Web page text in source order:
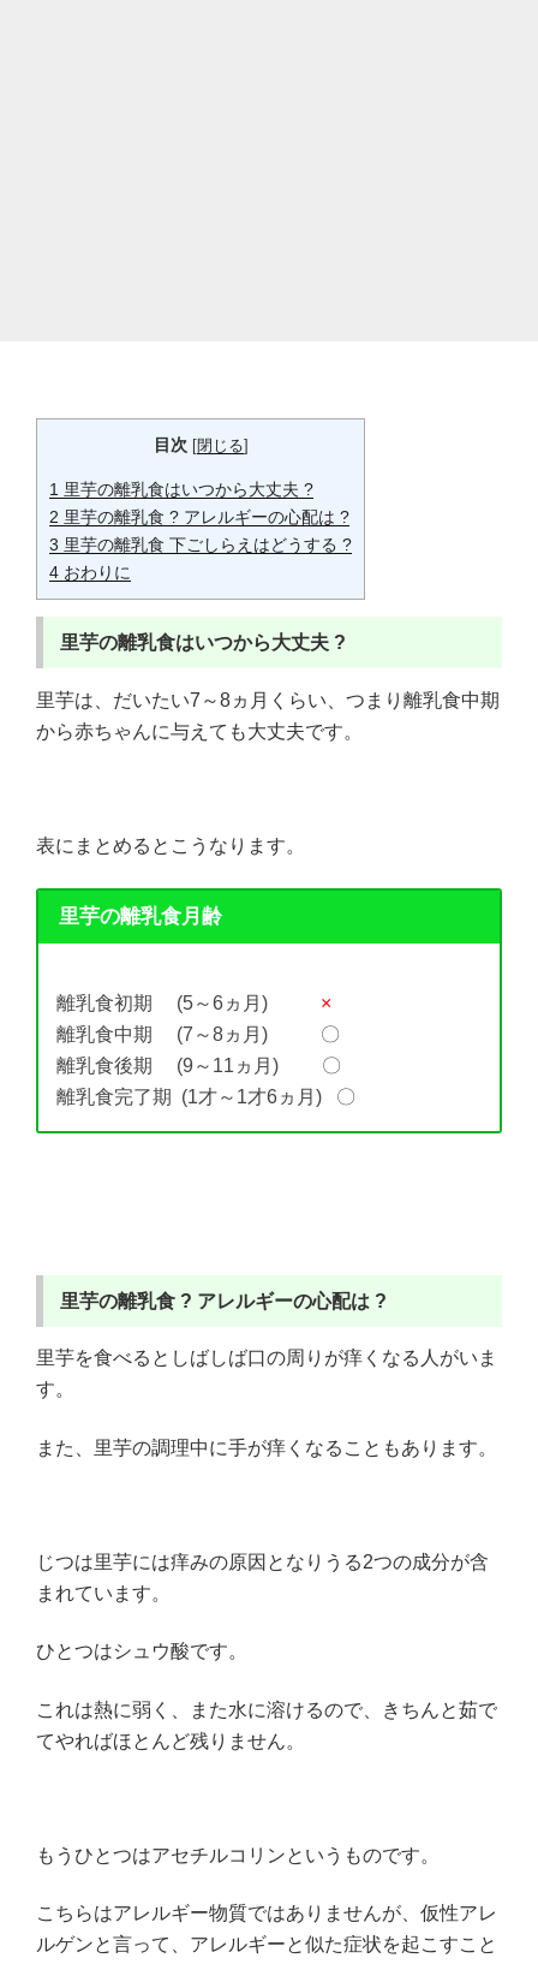
目次 [閉じる]
1 里芋の離乳食はいつから大丈夫 ?
2 里芋の離乳食 ? アレルギーの心配は ?
3 里芋の離乳食 下ごしらえはどうする ?
4 おわりに
里芋の離乳食はいつから大丈夫 ?
里芋は、だいたい7～8ヵ月くらい、つまり離乳食中期
から赤ちゃんに与えても大丈夫です。
表にまとめるとこうなります。
里芋の離乳食月齢
離乳食初期 (5～6ヵ月) ×
離乳食中期 (7～8ヵ月) 〇
離乳食後期 (9～11ヵ月) 〇
離乳食完了期 (1才～1才6ヵ月) 〇
里芋の離乳食 ? アレルギーの心配は ?
里芋を食べるとしばしば口の周りが痒くなる人がいま
す。
また、里芋の調理中に手が痒くなることもあります。
じつは里芋には痒みの原因となりうる2つの成分が含
まれています。
ひとつはシュウ酸です。
これは熱に弱く、また水に溶けるので、きちんと茹で
てやればほとんど残りません。
もうひとつはアセチルコリンというものです。
こちらはアレルギー物質ではありませんが、仮性アレ
ルゲンと言って、アレルギーと似た症状を起こすこと